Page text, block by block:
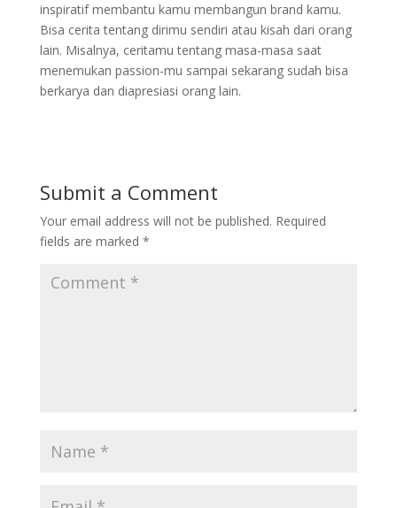
inspiratif membantu kamu membangun brand kamu.
Bisa cerita tentang dirimu sendiri atau kisah dari orang
lain. Misalnya, ceritamu tentang masa-masa saat
menemukan passion-mu sampai sekarang sudah bisa
berkarya dan diapresiasi orang lain.
Submit a Comment
Your email address will not be published. Required
fields are marked *